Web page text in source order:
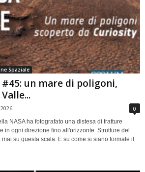
Spaziale
un mare di poligoni,
0
NASA ha fotografato una distesa di fratture
in ogni direzione fino all'orizzonte. Strutture del
su questa scala. E su come si siano formate il